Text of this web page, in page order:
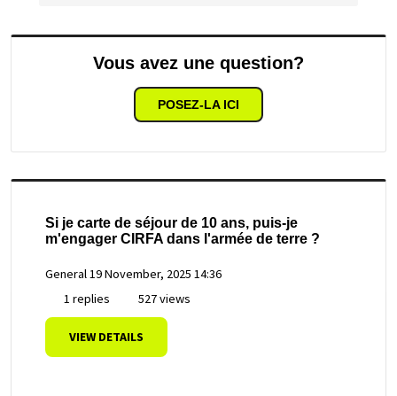
Vous avez une question?
POSEZ-LA ICI
Si je carte de séjour de 10 ans, puis-je
m'engager CIRFA dans l'armée de terre ?
General19 November, 2025 14:36
1 replies
527 views
VIEW DETAILS